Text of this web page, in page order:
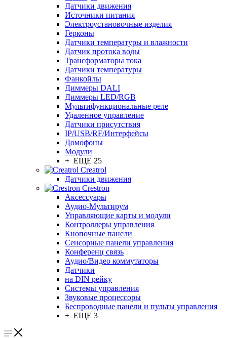
Датчики движения
Источники питания
Электроустановочные изделия
Герконы
Датчики температуры и влажности
Датчик протока воды
Трансформаторы тока
Датчики температуры
Фанкойлы
Диммеры DALI
Диммеры LED/RGB
Мультифункциональные реле
Удаленное управление
Датчики присутствия
IP/USB/RF/Интерфейсы
Домофоны
Модули
+ ЕЩЕ 25
Creatrol
Датчики движения
Crestron
Аксессуары
Аудио-Мультирум
Управляющие карты и модули
Контроллеры управления
Кнопочные панели
Сенсорные панели управления
Конференц связь
Аудио/Видео коммутаторы
Датчики
на DIN рейку
Системы управления
Звуковые процессоры
Беспроводные панели и пульты управления
+ ЕЩЕ 3